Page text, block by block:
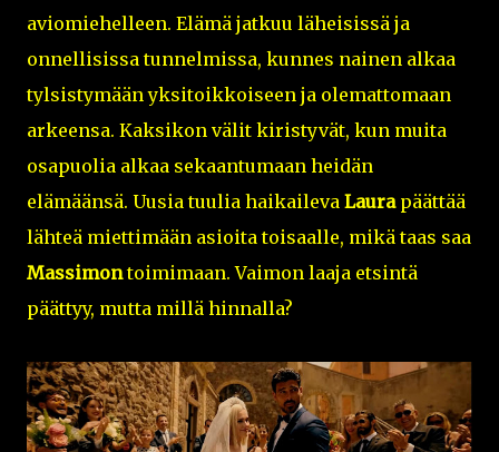
aviomiehelleen. Elämä jatkuu läheisissä ja
onnellisissa tunnelmissa, kunnes nainen alkaa
tylsistymään yksitoikkoiseen ja olemattomaan
arkeensa. Kaksikon välit kiristyvät, kun muita
osapuolia alkaa sekaantumaan heidän
elämäänsä. Uusia tuulia haikaileva Laurapäättää
lähteä miettimään asioita toisaalle, mikä taas saa
Massimontoimimaan. Vaimon laaja etsintä
päättyy, mutta millä hinnalla?